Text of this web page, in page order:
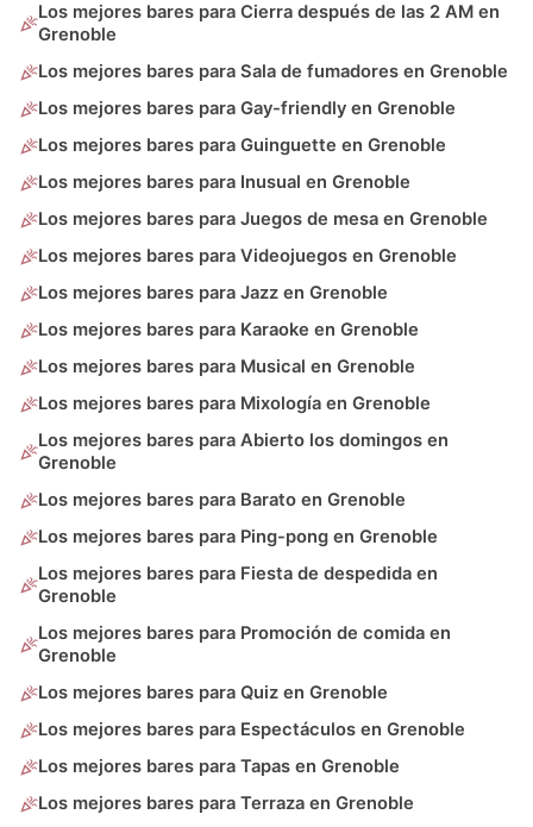
Los mejores bares para Cierra después de las 2 AM en
Grenoble
Los mejores bares para Sala de fumadores en Grenoble
Los mejores bares para Gay-friendly en Grenoble
Los mejores bares para Guinguette en Grenoble
Los mejores bares para Inusual en Grenoble
Los mejores bares para Juegos de mesa en Grenoble
Los mejores bares para Videojuegos en Grenoble
Los mejores bares para Jazz en Grenoble
Los mejores bares para Karaoke en Grenoble
Los mejores bares para Musical en Grenoble
Los mejores bares para Mixología en Grenoble
Los mejores bares para Abierto los domingos en
Grenoble
Los mejores bares para Barato en Grenoble
Los mejores bares para Ping-pong en Grenoble
Los mejores bares para Fiesta de despedida en
Grenoble
Los mejores bares para Promoción de comida en
Grenoble
Los mejores bares para Quiz en Grenoble
Los mejores bares para Espectáculos en Grenoble
Los mejores bares para Tapas en Grenoble
Los mejores bares para Terraza en Grenoble